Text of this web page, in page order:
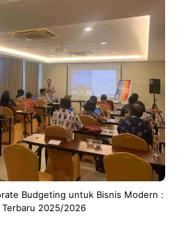
Budgeting untuk Bisnis Modern :
Terbaru 2025/2026